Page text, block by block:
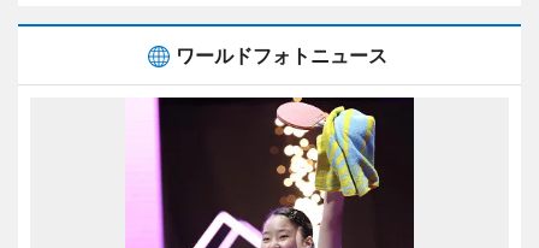
ワールドフォトニュース